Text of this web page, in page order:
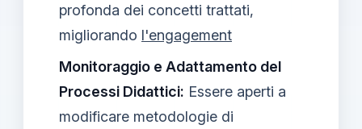
profonda dei concetti trattati,
migliorando l'engagement
Monitoraggio e Adattamento del
Processi Didattici: Essere aperti a
modificare metodologie di